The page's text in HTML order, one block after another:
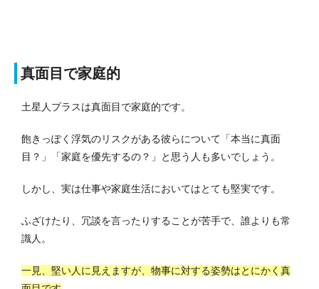
真面目で家庭的
土星人プラスは真面目で家庭的です。
飽きっぽく浮気のリスクがある彼らについて「本当に真面
目？」「家庭を優先するの？」と思う人も多いでしょう。
しかし、実は仕事や家庭生活においてはとても堅実です。
ふざけたり、冗談を言ったりすることが苦手で、誰よりも常
識人。
一見、堅い人に見えますが、物事に対する姿勢はとにかく真